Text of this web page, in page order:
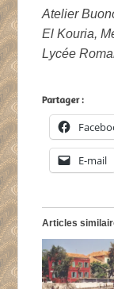
Atelier
El Kouria,
Lycée
Partager :
E-mail
Articles